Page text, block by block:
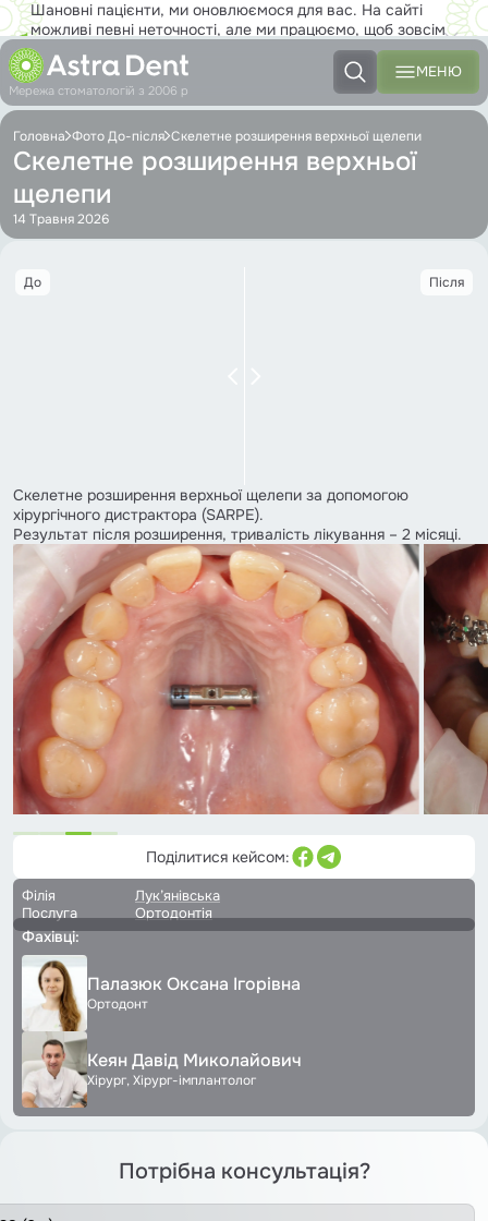
Шановні пацієнти, ми оновлюємося для вас. На сайті
можливі певні неточності, але ми працюємо, щоб зовсім
скоро ви з задоволенням користувалися новим сайтом на
повну!
Мережа стоматологій з 2006 р
МЕНЮ
Головна Фото До-після Скелетне розширення верхньої щелепи
Скелетне розширення верхньої
щелепи
14 Травня 2026
До Після
Скелетне розширення верхньої щелепи за допомогою
хірургічного дистрактора (SARPE).
Результат після розширення, тривалість лікування – 2 місяці.
Поділитися кейсом:
Філія
Лук’янівська
Послуга
Ортодонтія
Фахівці:
Палазюк Оксана Ігорівна
Ортодонт
Кеян Давід Миколайович
Хірург, Хірург-імплантолог
Потрібна консультація?